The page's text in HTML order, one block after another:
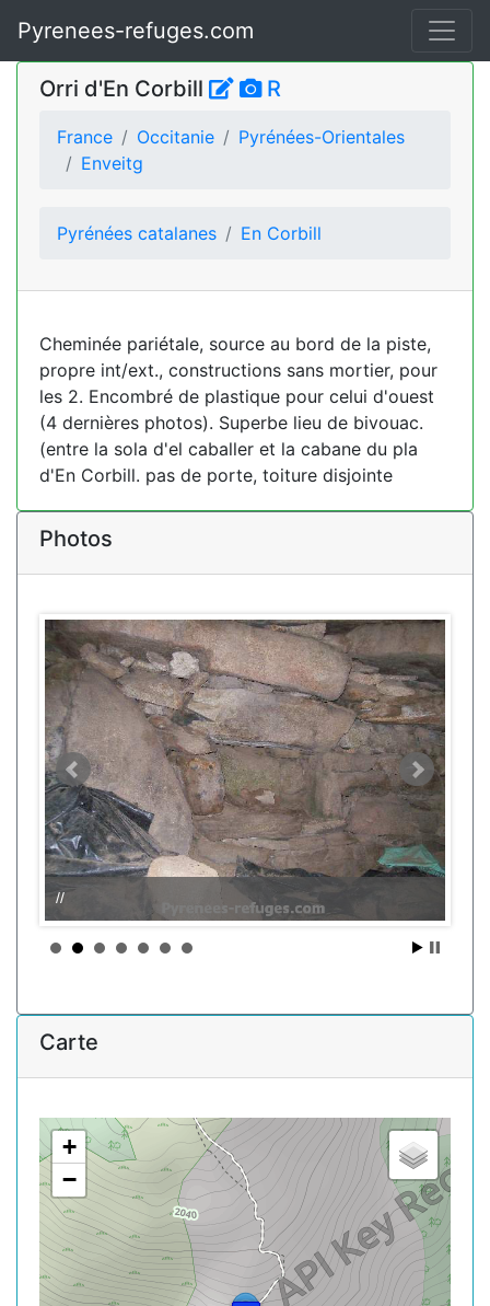
Pyrenees-refuges.com
Orri d'En Corbill R
France Occitanie
Pyrénées-Orientales
Enveitg
Pyrénées catalanes En Corbill
Cheminée pariétale, source au bord de la piste,
propre int/ext., constructions sans mortier, pour
les 2. Encombré de plastique pour celui d'ouest
(4 dernières photos). Superbe lieu de bivouac.
(entre la sola d'el caballer et la cabane du pla
d'En Corbill. pas de porte, toiture disjointe
Photos
//
Carte
+
−